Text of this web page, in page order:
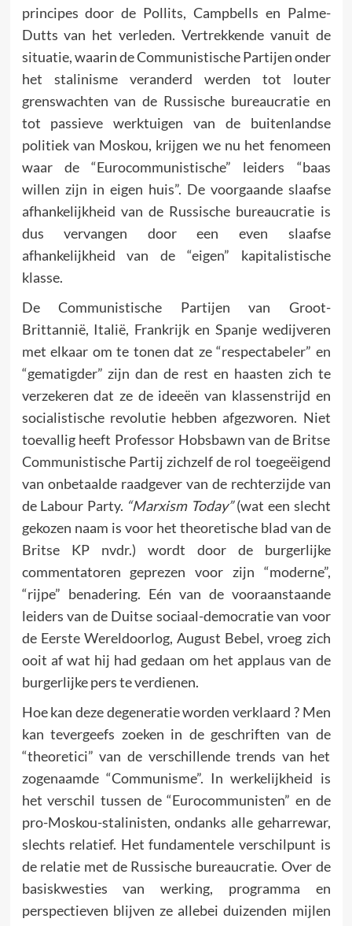
principes door de Pollits, Campbells en Palme-
Dutts van het verleden. Vertrekkende vanuit de
situatie, waarin de Communistische Partijen onder
het stalinisme veranderd werden tot louter
grenswachten van de Russische bureaucratie en
tot passieve werktuigen van de buitenlandse
politiek van Moskou, krijgen we nu het fenomeen
waar de “Eurocommunistische” leiders “baas
willen zijn in eigen huis”. De voorgaande slaafse
afhankelijkheid van de Russische bureaucratie is
dus vervangen door een even slaafse
afhankelijkheid van de “eigen” kapitalistische
klasse.
De Communistische Partijen van Groot-
Brittannië, Italië, Frankrijk en Spanje wedijveren
met elkaar om te tonen dat ze “respectabeler” en
“gematigder” zijn dan de rest en haasten zich te
verzekeren dat ze de ideeën van klassenstrijd en
socialistische revolutie hebben afgezworen. Niet
toevallig heeft Professor Hobsbawn van de Britse
Communistische Partij zichzelf de rol toegeëigend
van onbetaalde raadgever van de rechterzijde van
de Labour Party. “Marxism Today”(wat een slecht
gekozen naam is voor het theoretische blad van de
Britse KP nvdr.) wordt door de burgerlijke
commentatoren geprezen voor zijn “moderne”,
“rijpe” benadering. Eén van de vooraanstaande
leiders van de Duitse sociaal-democratie van voor
de Eerste Wereldoorlog, August Bebel, vroeg zich
ooit af wat hij had gedaan om het applaus van de
burgerlijke pers te verdienen.
Hoe kan deze degeneratie worden verklaard ? Men
kan tevergeefs zoeken in de geschriften van de
“theoretici” van de verschillende trends van het
zogenaamde “Communisme”. In werkelijkheid is
het verschil tussen de “Eurocommunisten” en de
pro-Moskou-stalinisten, ondanks alle geharrewar,
slechts relatief. Het fun­damentele verschilpunt is
de relatie met de Russische bureaucratie. Over de
basiskwesties van werking, programma en
perspectieven blijven ze allebei duizenden mijlen